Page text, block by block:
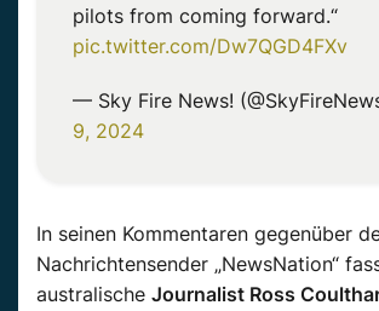
pilots from coming forward.“
pic.twitter.com/Dw7QGD4FXv
— Sky Fire News!
9, 2024
In seinen Kommentaren gegenüber
Nachrichtensender „NewsNation“
australische Journalist Ross